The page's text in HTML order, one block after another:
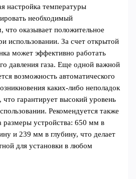
настройка температуры
необходимый
оказывает положительное
использовании. За счет открытой
может эффективно работать
давления газа. Еще одной важной
возможность автоматического
каких-либо неполадок
гарантирует высокий уровень
Рекомендуется также
размеры устройства: 650 мм в
и 239 мм в глубину, что делает
для установки в любом